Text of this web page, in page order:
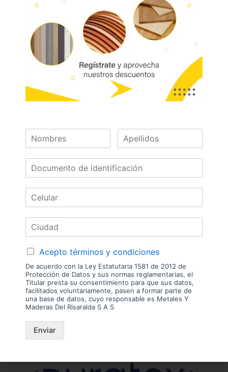
Supercor – Unicor – Superfondo
Características:
Resistencia al desgaste, al impacto, a
rayones, a agentes químicos y altas
temperaturas.
Se puede usar vertical y horizontalmente
en superficies de tráfico medio
Disponible con tecnología RH (Resistencia
mismas características.
Disponibles: Sobre pedido:
4.0, 5.0, 15, 18, 36 9, 12, 25, 30
¿Necesitas asesoría?
Las imágenes mostradas son de referencia y los colores podrían variar
en físico. Los costos de envío son variables y serán asumidos por el
tenemos sucursal. Disponibilidad de mercancía sujeta a verificación de
inventario. Precio sujeto a cambios sin previo aviso.
Nuestras
Marcas
Acepto términos y condiciones
De acuerdo con la Ley Estatutaria 1581 de 2012 de
Protección de Datos y sus normas reglamentarias, el
Titular presta su consentimiento para que sus datos,
facilitados voluntariamente, pasen a formar parte de
una base de datos, cuyo responsable es Metales Y
Maderas Del Risaralda S A S
Enviar